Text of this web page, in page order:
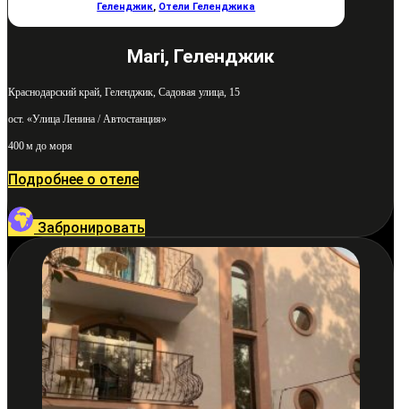
Геленджик, Отели Геленджика
Mari, Геленджик
Краснодарский край, Геленджик, Садовая улица, 15
ост. «Улица Ленина / Автостанция»
400 м до моря
Подробнее о отеле
Забронировать